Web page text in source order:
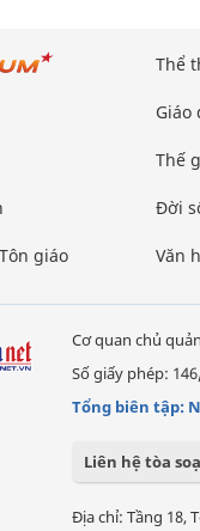
giáo
Thể
Giáo
Thế
Đời
Văn
Cơ quan chủ
Số giấy phép:
Tổng biên tập:
Liên hệ tòa
Địa chỉ: Tầng 18,